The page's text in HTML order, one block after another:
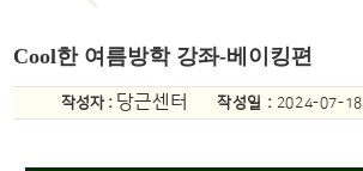
Cool한 여름방학 강좌-베이킹편
작성자 : 당근센터 작성일 : 2024-07-18